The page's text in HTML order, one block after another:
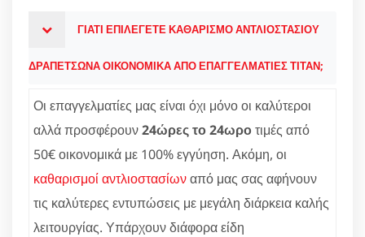
ΓΙΑΤΙ ΕΠΙΛΕΓΕΤΕ ΚΑΘΑΡΙΣΜΟ ΑΝΤΛΙΟΣΤΑΣΙΟΥ
ΔΡΑΠΕΤΣΩΝΑ ΟΙΚΟΝΟΜΙΚΑ ΑΠΟ ΕΠΑΓΓΕΛΜΑΤΙΕΣ ΤΙΤΑΝ;
Οι επαγγελματίες μας είναι όχι μόνο οι καλύτεροι
αλλά προσφέρουν24ώρες το 24ωροτιμές από
50€ οικονομικά με 100% εγγύηση. Ακόμη, οι
καθαρισμοί αντλιοστασίωναπό μας σας αφήνουν
τις καλύτερες εντυπώσεις με μεγάλη διάρκεια καλής
λειτουργίας. Υπάρχουν διάφορα είδη